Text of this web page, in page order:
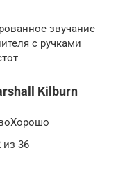
звучание
с ручками
Kilburn
из 36